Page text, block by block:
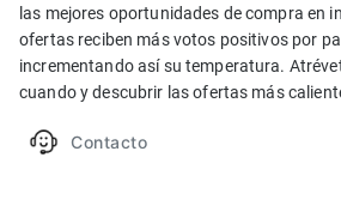
las mejores oportunidades de compra en
ofertas reciben más votos positivos por
incrementando así su temperatura.
cuando y descubrir las ofertas más
Contacto